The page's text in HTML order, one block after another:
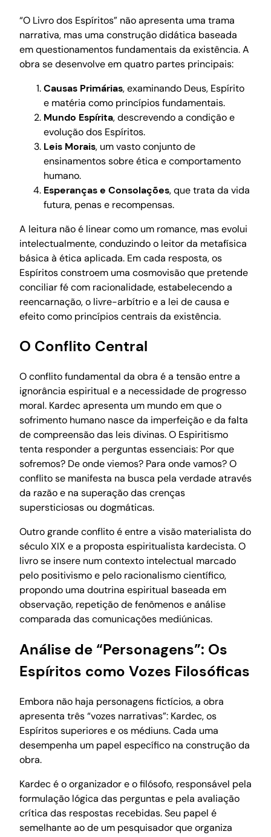
“O Livro dos Espíritos” não apresenta uma trama
narrativa, mas uma construção didática baseada
em questionamentos fundamentais da existência. A
obra se desenvolve em quatro partes principais:
Causas Primárias, examinando Deus, Espírito
e matéria como princípios fundamentais.
Mundo Espírita, descrevendo a condição e
evolução dos Espíritos.
Leis Morais, um vasto conjunto de
ensinamentos sobre ética e comportamento
humano.
Esperanças e Consolações, que trata da vida
futura, penas e recompensas.
A leitura não é linear como um romance, mas evolui
intelectualmente, conduzindo o leitor da metafísica
básica à ética aplicada. Em cada resposta, os
Espíritos constroem uma cosmovisão que pretende
conciliar fé com racionalidade, estabelecendo a
reencarnação, o livre-arbítrio e a lei de causa e
efeito como princípios centrais da existência.
O Conflito Central
O conflito fundamental da obra é a tensão entre a
ignorância espiritual e a necessidade de progresso
moral. Kardec apresenta um mundo em que o
sofrimento humano nasce da imperfeição e da falta
de compreensão das leis divinas. O Espiritismo
tenta responder a perguntas essenciais: Por que
sofremos? De onde viemos? Para onde vamos? O
conflito se manifesta na busca pela verdade através
da razão e na superação das crenças
supersticiosas ou dogmáticas.
Outro grande conflito é entre a visão materialista do
século XIX e a proposta espiritualista kardecista. O
livro se insere num contexto intelectual marcado
pelo positivismo e pelo racionalismo científico,
propondo uma doutrina espiritual baseada em
observação, repetição de fenômenos e análise
comparada das comunicações mediúnicas.
Análise de “Personagens”: Os
Espíritos como Vozes Filosóficas
Embora não haja personagens fictícios, a obra
apresenta três “vozes narrativas”: Kardec, os
Espíritos superiores e os médiuns. Cada uma
desempenha um papel específico na construção da
obra.
Kardec é o organizador e o filósofo, responsável pela
formulação lógica das perguntas e pela avaliação
crítica das respostas recebidas. Seu papel é
semelhante ao de um pesquisador que organiza